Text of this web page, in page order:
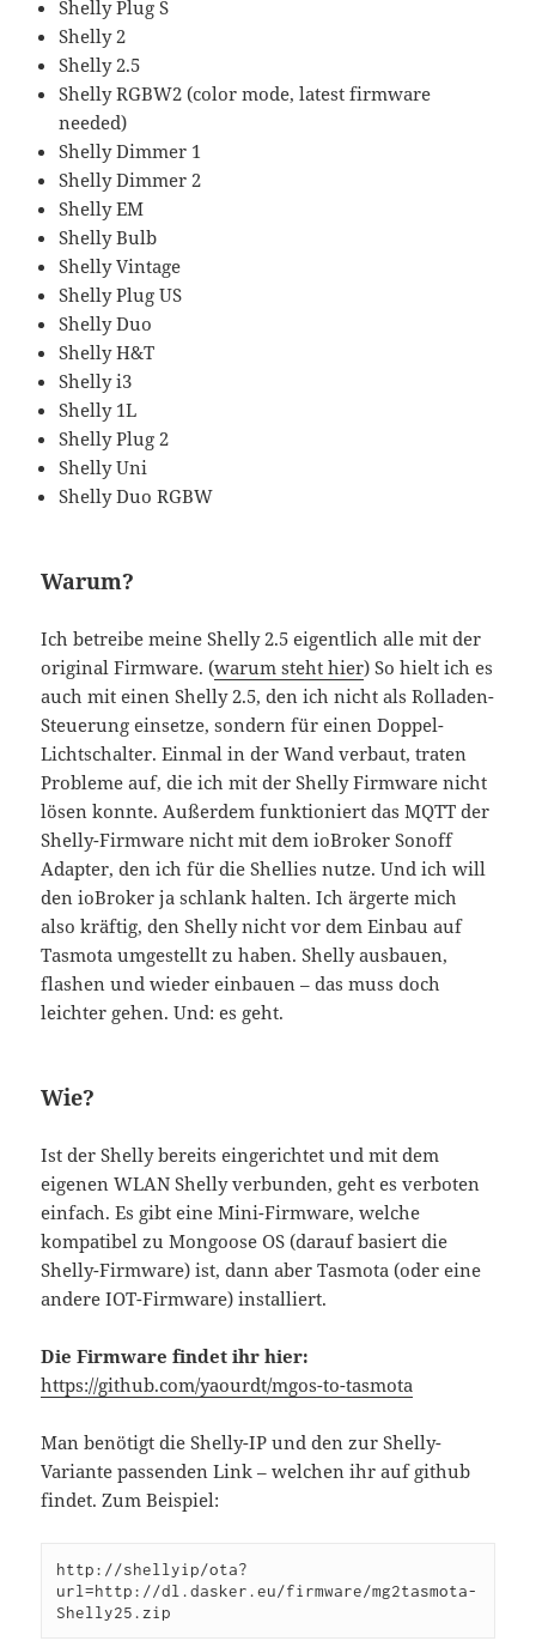
Shelly Plug S
Shelly 2
Shelly 2.5
Shelly RGBW2 (color mode, latest firmware
needed)
Shelly Dimmer 1
Shelly Dimmer 2
Shelly EM
Shelly Bulb
Shelly Vintage
Shelly Plug US
Shelly Duo
Shelly H&T
Shelly i3
Shelly 1L
Shelly Plug 2
Shelly Uni
Shelly Duo RGBW
Warum?
Ich betreibe meine Shelly 2.5 eigentlich alle mit der
original Firmware. (warum steht hier) So hielt ich es
auch mit einen Shelly 2.5, den ich nicht als Rolladen-
Steuerung einsetze, sondern für einen Doppel-
Lichtschalter. Einmal in der Wand verbaut, traten
Probleme auf, die ich mit der Shelly Firmware nicht
lösen konnte. Außerdem funktioniert das MQTT der
Shelly-Firmware nicht mit dem ioBroker Sonoff
Adapter, den ich für die Shellies nutze. Und ich will
den ioBroker ja schlank halten. Ich ärgerte mich
also kräftig, den Shelly nicht vor dem Einbau auf
Tasmota umgestellt zu haben. Shelly ausbauen,
flashen und wieder einbauen – das muss doch
leichter gehen. Und: es geht.
Wie?
Ist der Shelly bereits eingerichtet und mit dem
eigenen WLAN Shelly verbunden, geht es verboten
einfach. Es gibt eine Mini-Firmware, welche
kompatibel zu Mongoose OS (darauf basiert die
Shelly-Firmware) ist, dann aber Tasmota (oder eine
andere IOT-Firmware) installiert.
Die Firmware findet ihr hier:
https://github.com/yaourdt/mgos-to-tasmota
Man benötigt die Shelly-IP und den zur Shelly-
Variante passenden Link – welchen ihr auf github
findet. Zum Beispiel:
http://shellyip/ota?
url=http://dl.dasker.eu/firmware/mg2tasmota-
Shelly25.zip